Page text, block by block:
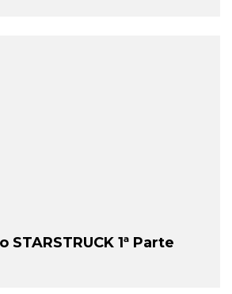
1ª Parte